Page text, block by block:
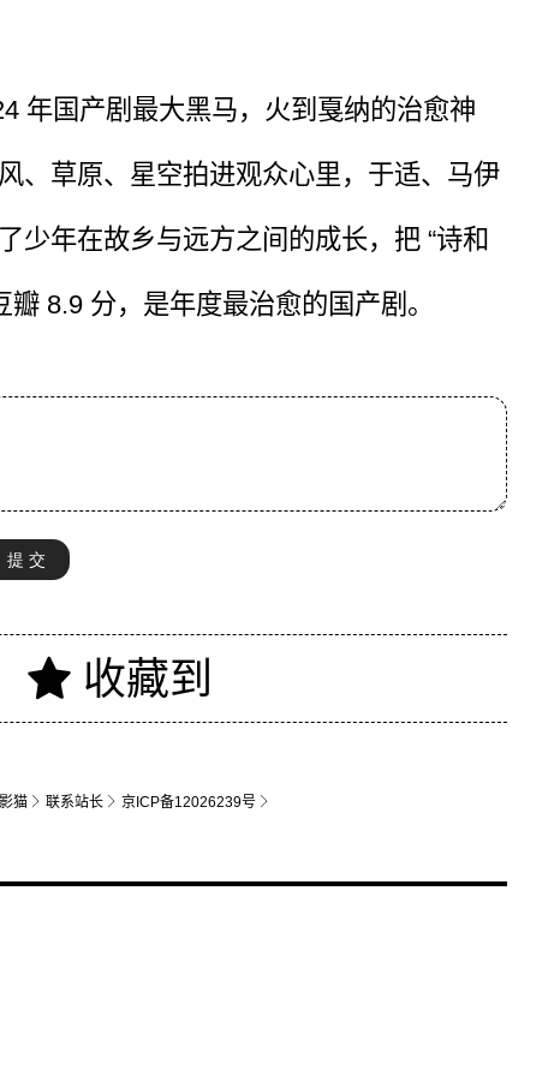
年国产剧最大黑马，火到戛纳的治愈神
、草原、星空拍进观众心里，于适、马伊
少年在故乡与远方之间的成长，把 “诗和
瓣 8.9 分，是年度最治愈的国产剧。
猫 联系站长 京ICP备12026239号